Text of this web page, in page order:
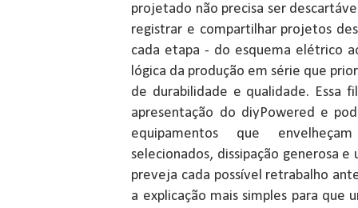
projetado não precisa ser
registrar e compartilhar projetos
cada etapa - do esquema elétrico
lógica da produção em série que
de durabilidade e qualidade. Essa
apresentação do diyPowered e
equipamentos que
selecionados, dissipação generosa
preveja cada possível retrabalho
a explicação mais simples para que